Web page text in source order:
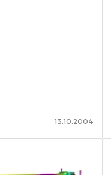
13.10.2004